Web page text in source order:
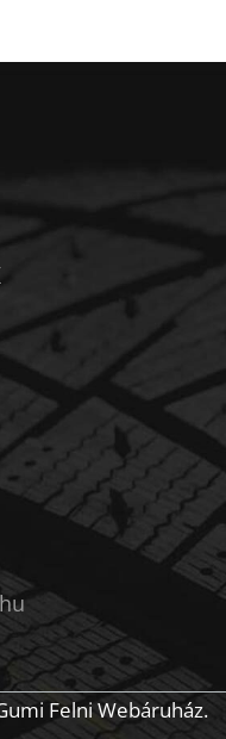
Felni Webáruház.